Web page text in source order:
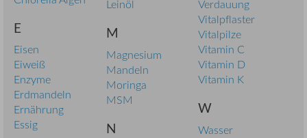
E
Eisen
Eiweiß
Enzyme
Erdmandeln
Ernährung
Essig
Leinöl
M
Magnesium
Mandeln
Moringa
MSM
N
Verdauung
Vitalpflaster
Vitalpilze
Vitamin C
Vitamin D
Vitamin K
W
Wasser